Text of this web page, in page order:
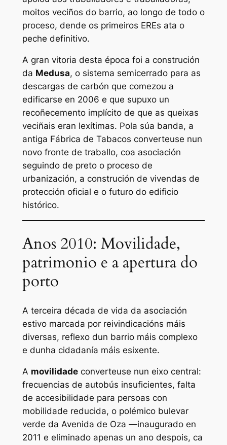
moitos veciños do barrio, ao longo de todo o
proceso, dende os primeiros EREs ata o
peche definitivo.
A gran vitoria desta época foi a construción
da Medusa, o sistema semicerrado para as
descargas de carbón que comezou a
edificarse en 2006 e que supuxo un
recoñecemento implícito de que as queixas
veciñais eran lexítimas. Pola súa banda, a
antiga Fábrica de Tabacos converteuse nun
novo fronte de traballo, coa asociación
seguindo de preto o proceso de
urbanización, a construción de vivendas de
protección oficial e o futuro do edificio
histórico.
Anos 2010: Movilidade,
patrimonio e a apertura do
porto
A terceira década de vida da asociación
estivo marcada por reivindicacións máis
diversas, reflexo dun barrio máis complexo
e dunha cidadanía máis esixente.
A movilidadeconverteuse nun eixo central:
frecuencias de autobús insuficientes, falta
de accesibilidade para persoas con
mobilidade reducida, o polémico bulevar
verde da Avenida de Oza —inaugurado en
2011 e eliminado apenas un ano despois, ca